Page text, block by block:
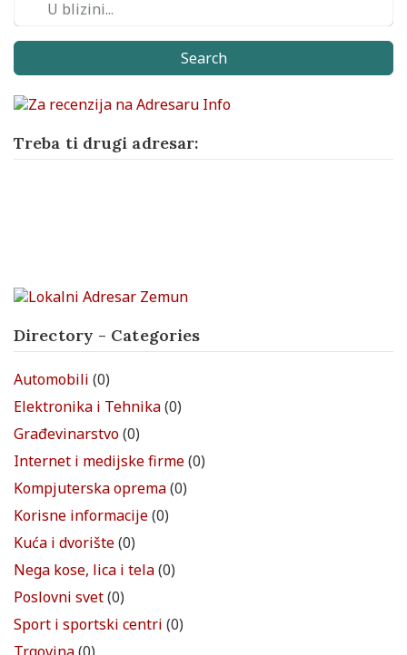
Search
Treba ti drugi adresar:
Directory - Categories
Automobili (0)
Elektronika i Tehnika(0)
Građevinarstvo(0)
Internet i medijske firme(0)
Kompjuterska oprema(0)
Korisne informacije(0)
Kuća i dvorište(0)
Nega kose, lica i tela(0)
Poslovni svet(0)
Sport i sportski centri (0)